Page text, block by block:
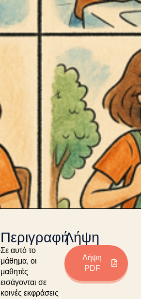
Περιγραφή
Σε αυτό το
μάθημα, οι
μαθητές
εισάγονται σε
κοινές εκφράσεις
Λήψη
Λήψη
PDF